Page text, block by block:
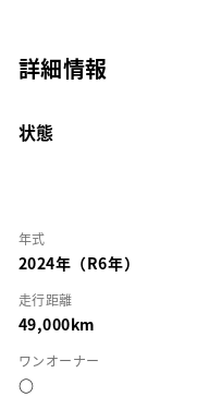
詳細情報
状態
年式
2024年（R6年）
走行距離
49,000km
ワンオーナー
○